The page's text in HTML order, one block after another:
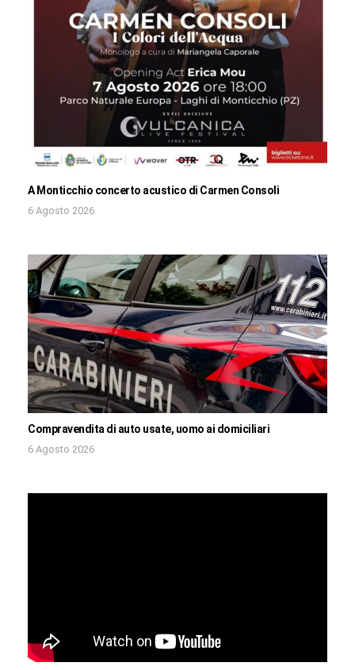
A Monticchio concerto acustico di Carmen Consoli
6 Agosto 2026
Compravendita di auto usate, uomo ai domiciliari
6 Agosto 2026